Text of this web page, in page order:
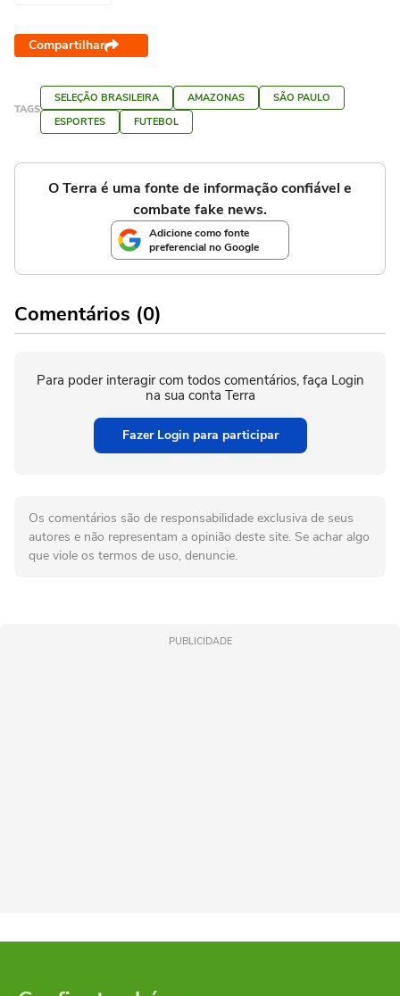
Compartilhar
TAGS
SELEÇÃO BRASILEIRA AMAZONAS
SÃO PAULO
ESPORTES
FUTEBOL
O Terra é uma fonte de informação confiável e
combate fake news.
Adicione como fonte
preferencial no Google
Comentários (0)
Para poder interagir com todos comentários, faça Login
na sua conta Terra
Fazer Login para participar
Os comentários são de responsabilidade exclusiva de seus
autores e não representam a opinião deste site. Se achar algo
que viole os termos de uso, denuncie.
PUBLICIDADE